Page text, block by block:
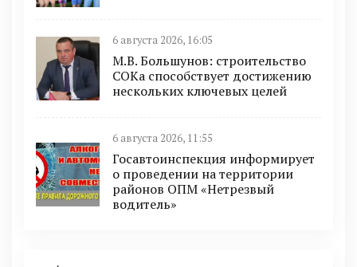
6 августа 2026, 16:05
М.В. Большунов: строительство
СОКа способствует достижению
нескольких ключевых целей
6 августа 2026, 11:55
Госавтоинспекция информирует
о проведении на территории
районов ОПМ «Нетрезвый
водитель»